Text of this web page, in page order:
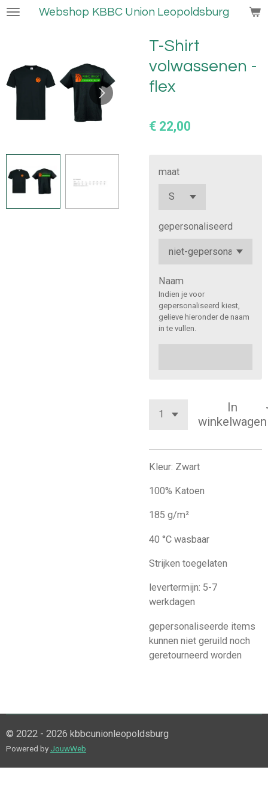
Ga
hoofdinhoud
Webshop KBBC Union Leopoldsburg
T-Shirt
volwassenen -
flex
€ 22,00
maat
gepersonaliseerd
Naam
Indien je voor
gepersonaliseerd kiest,
gelieve hieronder de naam
in te vullen.
In
winkelwagen
Kleur: Zwart
100% Katoen
185 g/m²
40 °C wasbaar
Strijken toegelaten
levertermijn: 5-7
werkdagen
gepersonaliseerde items
kunnen niet geruild noch
geretourneerd worden
© 2022 - 2026 kbbcunionleopoldsburg
Powered by JouwWeb